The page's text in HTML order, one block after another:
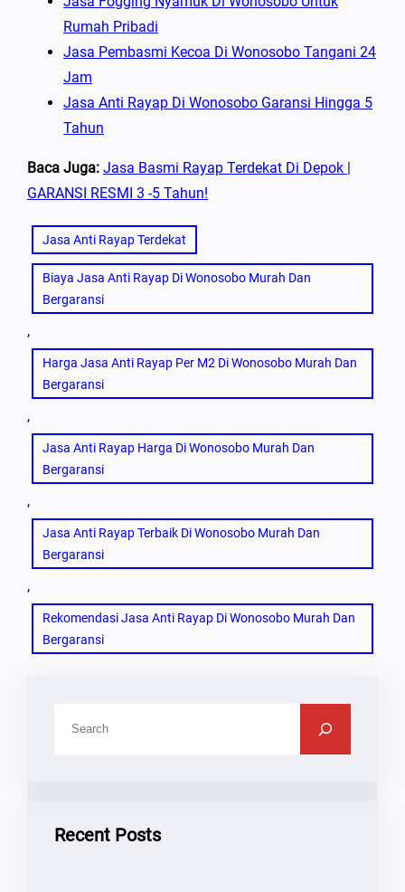
Rumah Pribadi
Jasa Pembasmi Kecoa Di Wonosobo Tangani 24
Jam
Jasa Anti Rayap Di Wonosobo Garansi Hingga 5
Tahun
Baca Juga: Jasa Basmi Rayap Terdekat Di Depok |
GARANSI RESMI 3 -5 Tahun!
Jasa Anti Rayap Terdekat
Biaya Jasa Anti Rayap Di Wonosobo Murah Dan
Bergaransi
,
Harga Jasa Anti Rayap Per M2 Di Wonosobo Murah Dan
Bergaransi
,
Jasa Anti Rayap Harga Di Wonosobo Murah Dan
Bergaransi
,
Jasa Anti Rayap Terbaik Di Wonosobo Murah Dan
Bergaransi
,
Rekomendasi Jasa Anti Rayap Di Wonosobo Murah Dan
Bergaransi
Recent Posts